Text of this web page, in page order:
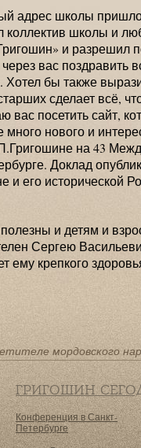
адрес школы
коллектив школы и
и разрешил
вас поздравить
Хотел бы также
сделает всё,
вас посетить сайт,
нового и
на 43
Доклад
его исторической
и детям и
Сергею
крепкого
мордовского
ГРИГОШИН
Конференция в Санкт-
Петербурге